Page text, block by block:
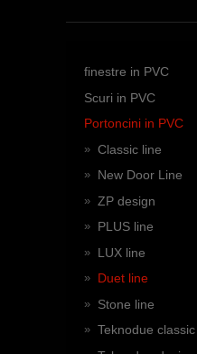
finestre in PVC
Scuri in PVC
Portoncini in PVC
Classic line
New Door Line
ZP design
PLUS line
LUX line
Duet line
Stone line
Teknodue classic